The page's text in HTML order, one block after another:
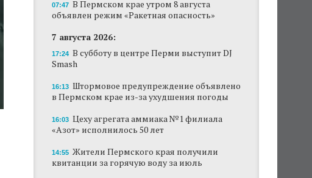
с брошенными автомобилями
на 30%
Власти вернулись к проекту большого
07:47 В Пермском крае утром 8 августа
объявлен режим «Ракетная опасность»
7 августа 2026:
17:24 В субботу в центре Перми выступит DJ
Smash
16:13 Штормовое предупреждение объявлено
в Пермском крае из-за ухудшения погоды
16:03 Цеху агрегата аммиака №1 филиала
«Азот» исполнилось 50 лет
14:55 Жители Пермского края получили
квитанции за горячую воду за июль